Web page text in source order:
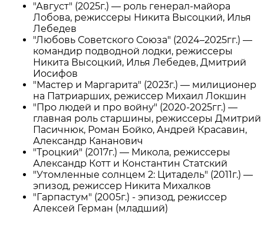
"Август" (2025г.) — роль генерал-майора
Лобова, режиссеры Никита Высоцкий, Илья
Лебедев
"Любовь Советского Союза" (2024–2025гг.) —
командир подводной лодки, режиссеры
Никита Высоцкий, Илья Лебедев, Дмитрий
Иосифов
"Мастер и Маргарита" (2023г.) — милиционер
на Патриарших, режиссер Михаил Локшин
"Про людей и про войну" (2020-2025гг.) —
главная роль старшины, режиссеры Дмитрий
Пасичнюк, Роман Бойко, Андрей Красавин,
Александр Кананович
"Троцкий" (2017г.) — Микола, режиссеры
Александр Котт и Константин Статский
"Утомленные солнцем 2: Цитадель" (2011г.) —
эпизод, режиссер Никита Михалков
"Гарпастум" (2005г.) - эпизод, режиссер
Алексей Герман (младший)